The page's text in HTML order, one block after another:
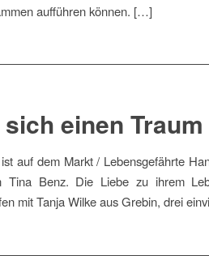
aufführen können. […]
einen Traum
auf dem Markt / Lebensgefährte
Benz. Die Liebe zu ihrem
mit Tanja Wilke aus Grebin, drei